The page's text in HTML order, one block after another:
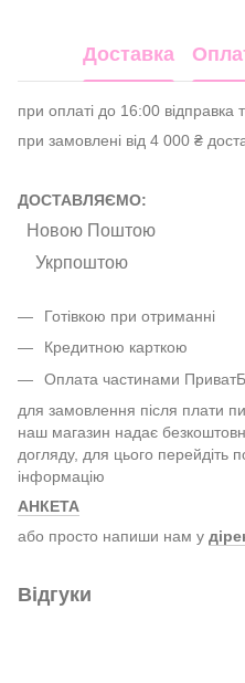
Доставка
при оплаті до 16:00 відправка
при замовлені від 4 000 ₴
ДОСТАВЛЯЄМО:
Новою Поштою
Укрпоштою
Готівкою при отриманні
Кредитною карткою
Оплата частинами
для замовлення після плати
наш магазин надає
догляду, для цього перейдіть
інформацію
АНКЕТА
або просто напиши нам у
Відгуки